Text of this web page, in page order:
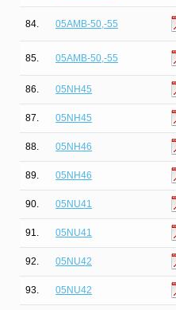
84. 05AMB-50,-55
85. 05AMB-50,-55
86. 05NH45
87. 05NH45
88. 05NH46
89. 05NH46
90. 05NU41
91. 05NU41
92. 05NU42
93. 05NU42